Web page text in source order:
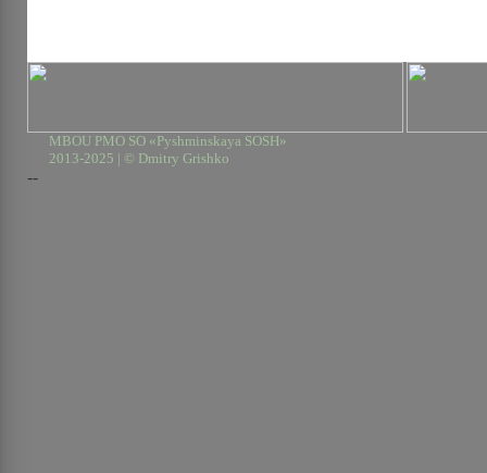
MBOU PMO SO «Pyshminskaya SOSH»
2013-2025 | © Dmitry Grishko
--